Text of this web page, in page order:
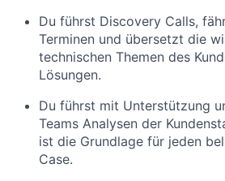
Du führst Discovery Calls,
Terminen und übersetzt die
technischen Themen des
Lösungen.
Du führst mit Unterstützung
Teams Analysen der
ist die Grundlage für jeden
Case.